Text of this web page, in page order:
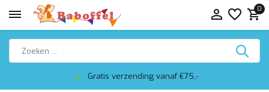
0
Gratis verzending vanaf €75,-